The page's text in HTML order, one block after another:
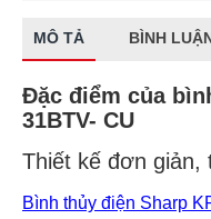
MÔ TẢ BÌNH
Đặc điểm của
31BTV- CU
Thiết kế đơn giản,
Bình thủy điện Sharp